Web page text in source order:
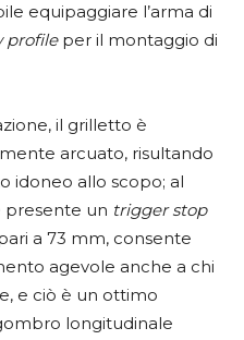
equipaggiare l’arma di
profile per il montaggio di
il grilletto è
arcuato, risultando
idoneo allo scopo; al
presente un trigger stop
a 73 mm, consente
agevole anche a chi
e ciò è un ottimo
longitudinale